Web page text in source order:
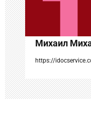
и
с
я
м
Михаил
https://